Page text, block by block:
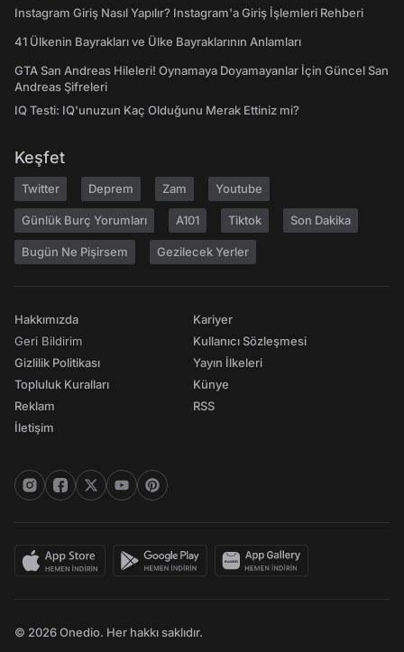
Instagram Giriş Nasıl Yapılır? Instagram'a Giriş İşlemleri Rehberi
41 Ülkenin Bayrakları ve Ülke Bayraklarının Anlamları
GTA San Andreas Hileleri! Oynamaya Doyamayanlar İçin Güncel San
Andreas Şifreleri
IQ Testi: IQ'unuzun Kaç Olduğunu Merak Ettiniz mi?
Keşfet
Twitter Deprem Zam Youtube
Günlük Burç Yorumları A101 Tiktok Son Dakika
Bugün Ne Pişirsem Gezilecek Yerler
Hakkımızda
Geri Bildirim
Gizlilik Politikası
Topluluk Kuralları
Reklam
İletişim
Kariyer
Kullanıcı Sözleşmesi
Yayın İlkeleri
Künye
RSS
© 2026 Onedio. Her hakkı saklıdır.